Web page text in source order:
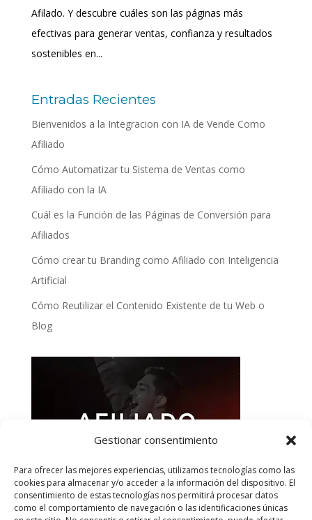
Gestionar consentimiento
Para ofrecer las mejores experiencias, utilizamos tecnologías como las
cookies para almacenar y/o acceder a la información del dispositivo. El
consentimiento de estas tecnologías nos permitirá procesar datos
como el comportamiento de navegación o las identificaciones únicas
Afilado. Y descubre cuáles son las páginas más
efectivas para generar ventas, confianza y resultados
sostenibles en...
Entradas Recientes
Bienvenidos a la Integracion con IA de Vende Como
Afiliado
Cómo Automatizar tu Sistema de Ventas como
Afiliado con la IA
Cuál es la Función de las Páginas de Conversión para
Afiliados
Cómo crear tu Branding como Afiliado con Inteligencia
Artificial
Cómo Reutilizar el Contenido Existente de tu Web o
Blog